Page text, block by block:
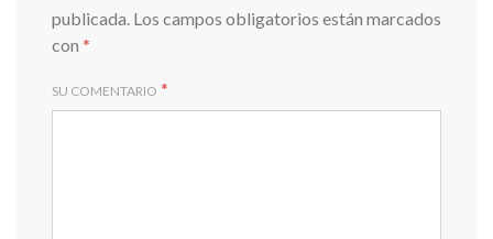
publicada. Los campos obligatorios están marcados
con *
SU COMENTARIO *